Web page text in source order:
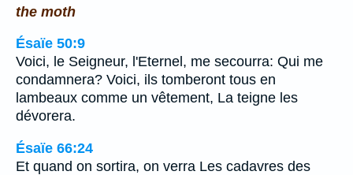
the moth
Ésaïe 50:9
Voici, le Seigneur, l'Eternel, me secourra: Qui me
condamnera? Voici, ils tomberont tous en
lambeaux comme un vêtement, La teigne les
dévorera.
Ésaïe 66:24
Et quand on sortira, on verra Les cadavres des